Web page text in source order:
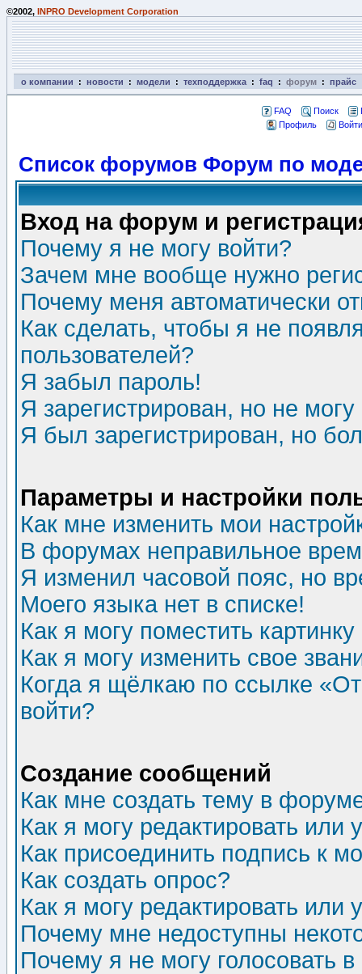
©2002, INPRO Development Corporation
о компании : новости : модели : техподдержка : faq : форум : прайс
FAQ Поиск
Профиль
Список форумов Форум по
Вход на форум и
Почему я не могу войти?
Зачем мне вообще нужно
Почему меня автоматически
Как сделать, чтобы я не
пользователей?
Я забыл пароль!
Я зарегистрирован, но не могу
Я был зарегистрирован, но
Параметры и настройки
Как мне изменить мои
В форумах неправильное
Я изменил часовой пояс, но
Моего языка нет в списке!
Как я могу поместить
Как я могу изменить свое
Когда я щёлкаю по ссылке
войти?
Создание сообщений
Как мне создать тему в
Как я могу редактировать или
Как присоединить подпись к
Как создать опрос?
Как я могу редактировать или
Почему мне недоступны
Почему я не могу голосовать